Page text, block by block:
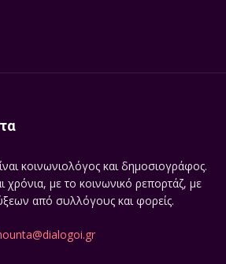
κοινωνιολόγος και δημοσιογράφος.
χρόνια, με το κοινωνικό ρεπορτάζ, με
από συλλόγους και φορείς.